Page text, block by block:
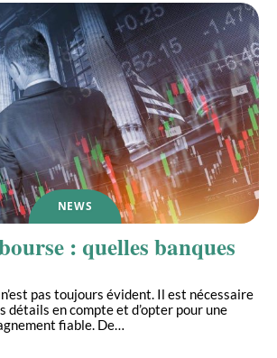
NEWS
: quelles banques
pas toujours évident. Il est nécessaire
détails en compte et d’opter pour une
fiable. De